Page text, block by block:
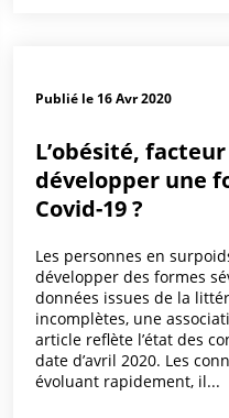
Publié le 16 Avr 2020
L’obésité,
développer une
Covid-19 ?
Les personnes en
développer des formes
données issues de la
incomplètes, une
article reflète l’état des
date d’avril 2020. Les
évoluant rapidement, il...